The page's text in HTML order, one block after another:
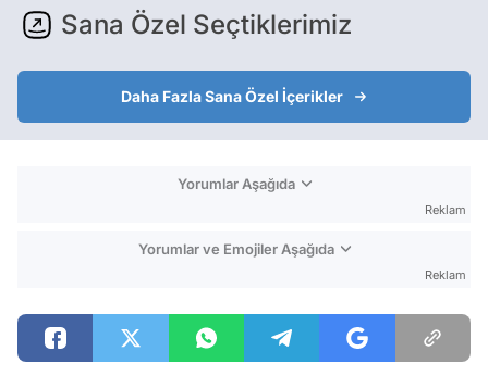
Sana Özel Seçtiklerimiz
Daha Fazla Sana Özel İçerikler
Yorumlar Aşağıda
Reklam
Yorumlar ve Emojiler Aşağıda
Reklam